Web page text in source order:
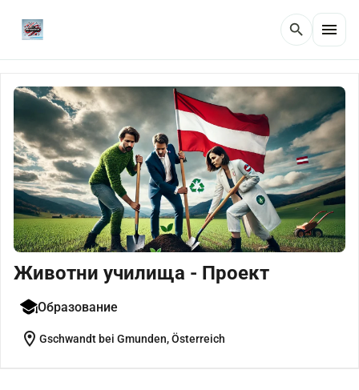
search menu
Животни училища - Проект
Образование
location_on Gschwandt bei Gmunden, Österreich